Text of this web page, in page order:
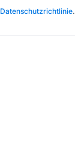
Datenschutzrichtlinie.